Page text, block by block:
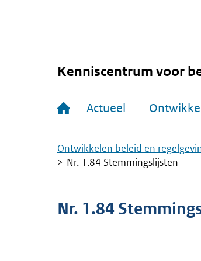
Kenniscentrum voor
Actueel
Kruimelpad
Ontwikkelen beleid en
Nr. 1.84 Stemmingslijsten
Nr. 1.84